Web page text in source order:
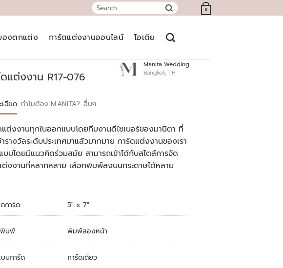
Search
for:
0
องตกแต่ง การ์ดแต่งงานออนไลน์ ไอเดีย
แต่งงาน R17-076
Manita Wedding
Bangkok, TH
เอียด ทำไมต้อง MANITA? อื่นๆ
แต่งงานทุกใบออกแบบโดยทีมงานดีไซเนอร์ของมานิตา ที่
รางวัลระดับประเทศมาแล้วมากมาย การ์ดแต่งงานของเรา
บโดยมีแนวคิดร่วมสมัย สามารถเข้าได้กับสไตล์การจัด
ต่งงานที่หลากหลาย เลือกพิมพ์ลงบนกระดาษได้หลาย
การ์ด 5" x 7"
พิมพ์ พิมพ์สองหน้า
บการ์ด การ์ดเดี่ยว